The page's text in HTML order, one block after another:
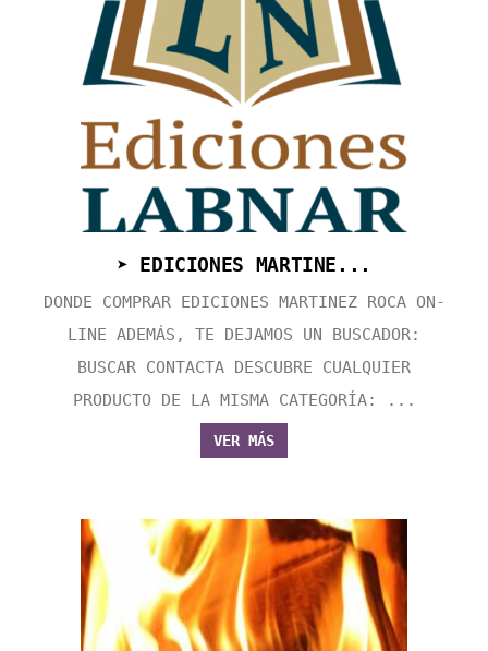
➤ EDICIONES MARTINE...
DONDE COMPRAR EDICIONES MARTINEZ ROCA ON-
LINE ADEMÁS, TE DEJAMOS UN BUSCADOR:
BUSCAR CONTACTA DESCUBRE CUALQUIER
PRODUCTO DE LA MISMA CATEGORÍA: ...
VER MÁS